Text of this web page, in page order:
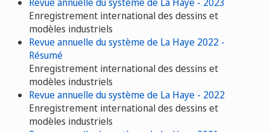
Enregistrement international des dessins et
modèles industriels
Revue annuelle du système de La Haye 2022 -
Résumé
Enregistrement international des dessins et
modèles industriels
Revue annuelle du système de La Haye - 2022
Enregistrement international des dessins et
modèles industriels